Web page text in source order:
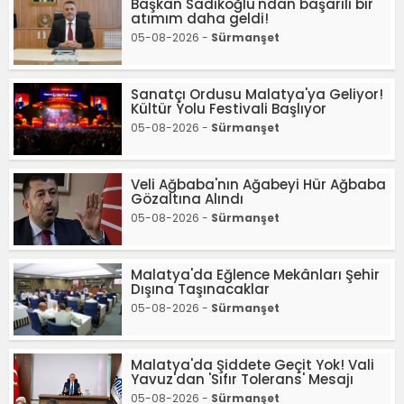
Başkan Sadıkoğlu'ndan başarılı bir
atımım daha geldi!
05-08-2026 - Sürmanşet
Sanatçı Ordusu Malatya'ya Geliyor!
Kültür Yolu Festivali Başlıyor
05-08-2026 - Sürmanşet
Veli Ağbaba'nın Ağabeyi Hür Ağbaba
Gözaltına Alındı
05-08-2026 - Sürmanşet
Malatya'da Eğlence Mekânları Şehir
Dışına Taşınacaklar
05-08-2026 - Sürmanşet
Malatya'da Şiddete Geçit Yok! Vali
Yavuz'dan 'Sıfır Tolerans' Mesajı
05-08-2026 - Sürmanşet